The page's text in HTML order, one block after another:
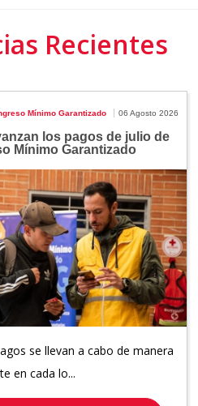
Recientes
Mínimo Garantizado 06 Agosto 2026
los pagos de julio de
Mínimo Garantizado
se llevan a cabo de manera
en cada lo...